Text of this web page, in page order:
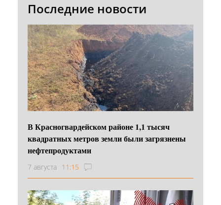
Последние новости
В Красногвардейском районе 1,1 тысяч
квадратных метров земли были загрязнены
нефтепродуктами
7 августа 11:15